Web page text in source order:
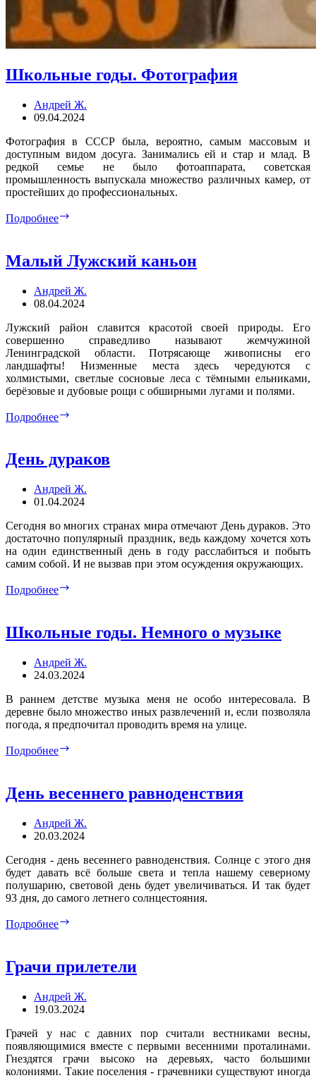
Школьные годы. Фотография
Андрей Ж.
09.04.2024
Фотография в СССР была, вероятно, самым массовым и
доступным видом досуга. Занимались ей и стар и млад. В
редкой семье не было фотоаппарата, советская
промышленность выпускала множество различных камер, от
простейших до профессиональных.
Подробнее
Малый Лужский каньон
Андрей Ж.
08.04.2024
Лужский район славится красотой своей природы. Его
совершенно справедливо называют жемчужиной
Ленинградской области. Потрясающе живописны его
ландшафты! Низменные места здесь чередуются с
холмистыми, светлые сосновые леса с тёмными ельниками,
берёзовые и дубовые рощи с обширными лугами и полями.
Подробнее
День дураков
Андрей Ж.
01.04.2024
Сегодня во многих странах мира отмечают День дураков. Это
достаточно популярный праздник, ведь каждому хочется хоть
на один единственный день в году расслабиться и побыть
самим собой. И не вызвав при этом осуждения окружающих.
Подробнее
Школьные годы. Немного о музыке
Андрей Ж.
24.03.2024
В раннем детстве музыка меня не особо интересовала. В
деревне было множество иных развлечений и, если позволяла
погода, я предпочитал проводить время на улице.
Подробнее
музыке
День весеннего равноденствия
Андрей Ж.
20.03.2024
Сегодня - день весеннего равноденствия. Солнце с этого дня
будет давать всё больше света и тепла нашему северному
полушарию, световой день будет увеличиваться. И так будет
93 дня, до самого летнего солнцестояния.
Подробнее
Грачи прилетели
Андрей Ж.
19.03.2024
Грачей у нас с давних пор считали вестниками весны,
появляющимися вместе с первыми весенними проталинами.
Гнездятся грачи высоко на деревьях, часто большими
колониями. Такие поселения - грачевники существуют иногда